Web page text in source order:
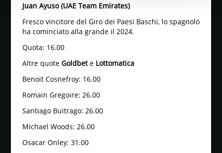
Juan Ayuso (UAE Team Emirates)
Fresco vincitore del Giro dei Paesi Baschi, lo spagnolo
ha cominciato alla grande il 2024.
Quota: 16.00
Altre quote Goldbete Lottomatica
Benoit Cosnefroy: 16.00
Romain Gregoire: 26.00
Santiago Buitrago: 26.00
Michael Woods: 26.00
Osacar Onley: 31.00